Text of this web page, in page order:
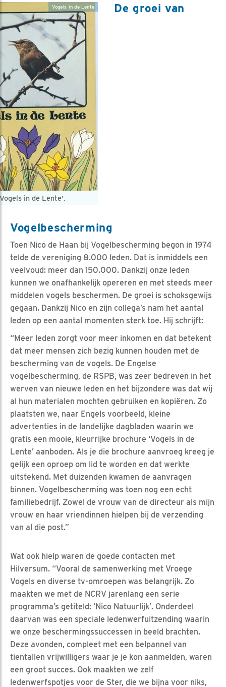
in de Lente’.
Vogels in de Lente De groei van
Vogelbescherming
Toen Nico de Haan bij Vogelbescherming begon in 1974
telde de vereniging 8.000 leden. Dat is inmiddels een
veelvoud: meer dan 150.000. Dankzij onze leden
kunnen we onafhankelijk opereren en met steeds meer
middelen vogels beschermen. De groei is schoksgewijs
gegaan. Dankzij Nico en zijn collega’s nam het aantal
leden op een aantal momenten sterk toe. Hij schrijft:
“Meer leden zorgt voor meer inkomen en dat betekent
dat meer mensen zich bezig kunnen houden met de
bescherming van de vogels. De Engelse
vogelbescherming, de RSPB, was zeer bedreven in het
werven van nieuwe leden en het bijzondere was dat wij
al hun materialen mochten gebruiken en kopiëren. Zo
plaatsten we, naar Engels voorbeeld, kleine
advertenties in de landelijke dagbladen waarin we
gratis een mooie, kleurrijke brochure ‘Vogels in de
Lente’ aanboden. Als je die brochure aanvroeg kreeg je
gelijk een oproep om lid te worden en dat werkte
uitstekend. Met duizenden kwamen de aanvragen
binnen. Vogelbescherming was toen nog een echt
familiebedrijf. Zowel de vrouw van de directeur als mijn
vrouw en haar vriendinnen hielpen bij de verzending
van al die post.”
Wat ook hielp waren de goede contacten met
Hilversum. “Vooral de samenwerking met Vroege
Vogels en diverse tv-omroepen was belangrijk. Zo
maakten we met de NCRV jarenlang een serie
programma’s getiteld: ‘Nico Natuurlijk’. Onderdeel
daarvan was een speciale ledenwerfuitzending waarin
we onze beschermingssuccessen in beeld brachten.
Deze avonden, compleet met een belpannel van
tientallen vrijwilligers waar je je kon aanmelden, waren
een groot succes. Ook maakten we zelf
ledenwerfspotjes voor de Ster, die we bijna voor niks,